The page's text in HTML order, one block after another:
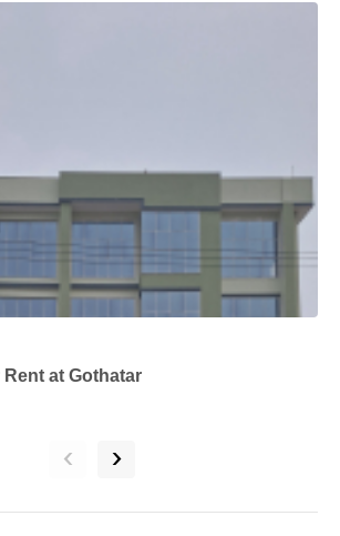
at Gothatar
‹ ›